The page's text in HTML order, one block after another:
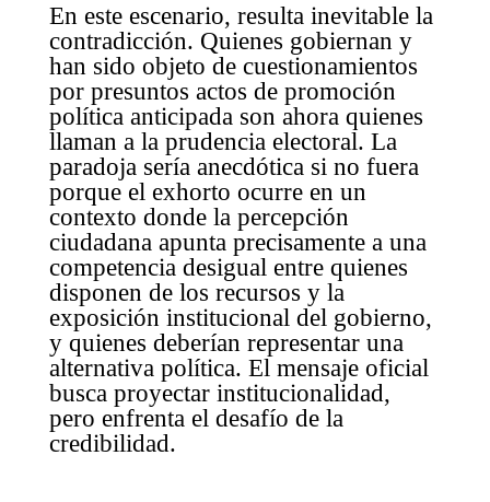
En este escenario, resulta inevitable la
contradicción. Quienes gobiernan y
han sido objeto de cuestionamientos
por presuntos actos de promoción
política anticipada son ahora quienes
llaman a la prudencia electoral. La
paradoja sería anecdótica si no fuera
porque el exhorto ocurre en un
contexto donde la percepción
ciudadana apunta precisamente a una
competencia desigual entre quienes
disponen de los recursos y la
exposición institucional del gobierno,
y quienes deberían representar una
alternativa política. El mensaje oficial
busca proyectar institucionalidad,
pero enfrenta el desafío de la
credibilidad.